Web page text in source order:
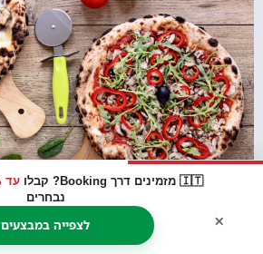
🇮🇹 מזמינים דרך Booking? קבלו עד 15% הנחה
נבחרים
לצפייה במבצעים ×